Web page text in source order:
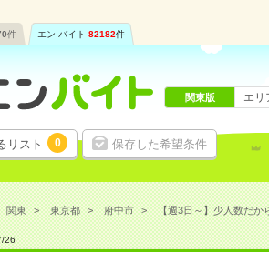
件 エン バイト 82182件
リスト 0 保存した希望条件
関東版 エリ
関東 東京都 府中市 【週3日～】少人数だか
/26